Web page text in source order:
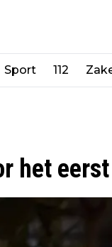
Sport 112
het